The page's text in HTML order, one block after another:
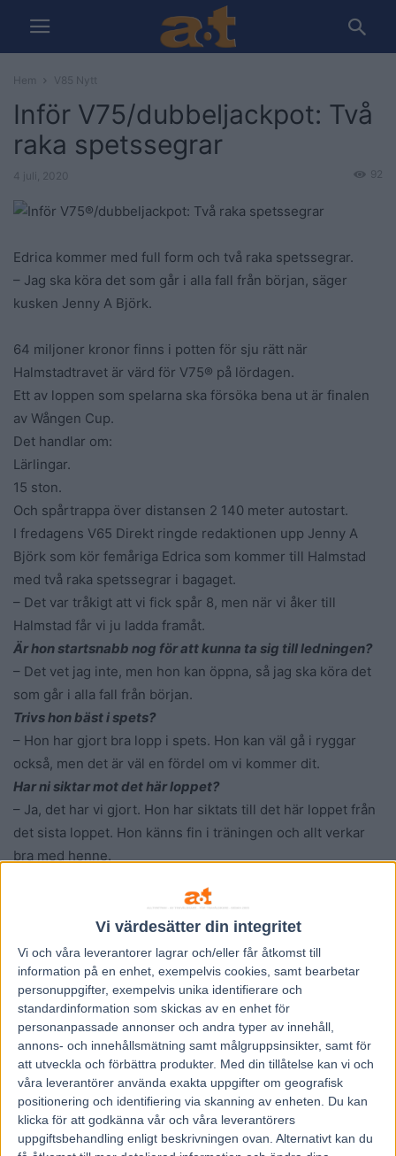
Vi värdesätter din integritet
Vi och våra leverantorer lagrar och/eller får åtkomst till
information på en enhet, exempelvis cookies, samt bearbetar
personuppgifter, exempelvis unika identifierare och
standardinformation som skickas av en enhet för
personanpassade annonser och andra typer av innehåll,
annons- och innehållsmätning samt målgruppsinsikter, samt för
att utveckla och förbättra produkter. Med din tillåtelse kan vi och
våra leverantörer använda exakta uppgifter om geografisk
positionering och identifiering via skanning av enheten. Du kan
klicka för att godkänna vår och våra leverantörers
uppgiftsbehandling enligt beskrivningen ovan. Alternativt kan du
Hem V85 Nytt
Inför V75/dubbeljackpot: Två
raka spetssegrar
4 juli, 2020 92
Edrica kommer med full form och två raka spetssegrar.
– Jag ska köra det som går i alla fall från början, säger
kusken Jenny A Björk.
64 miljoner kronor finns i potten för sju rätt när
Halmstadtravet är värd för V75® på lördagen.
Ett av loppen som spelarna ska försöka bena ut är finalen
av Wången Cup.
Det handlar om:
Lärlingar.
15 ston.
Och spårtrappa över distansen 2 140 meter autostart.
I fredagens V65 Direkt ringde redaktionen upp Jenny A
Björk som kör femåriga Edrica som kommer till Halmstad
med två raka spetssegrar i bagaget.
– Det var tråkigt att vi fick spår 8, men när vi åker till
Halmstad får vi ju ladda framåt.
Är hon startsnabb nog för att kunna ta sig till ledningen?
– Det vet jag inte, men hon kan öppna, så jag ska köra det
som går i alla fall från början.
Trivs hon bäst i spets?
– Hon har gjort bra lopp i spets. Hon kan väl gå i ryggar
också, men det är väl en fördel om vi kommer dit.
Har ni siktar mot det här loppet?
– Ja, det har vi gjort. Hon har siktats till det här loppet från
det sista loppet. Hon känns fin i träningen och allt verkar
bra med henne.
– Jag tycker att hon är en av dem som kan vara med och
göra upp om det. Det är alltid tuffa hästar när man åker på
V75, men hon är bra själv också. Vi ska försöka i alla fall.
Väderprognosen talar för regn i Halmstad på lördagen.
Om det blir kladdig bana?
– Hon har startat på skitig bana förut och det har inte varit
problem då i alla fall.
Lars-Ove Pettersson, Kanal 75